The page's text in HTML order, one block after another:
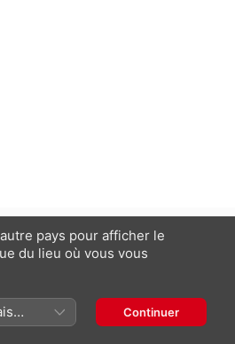
droits réservés.
Assistance Remarques
pays pour afficher le
du lieu où vous vous
Continuer